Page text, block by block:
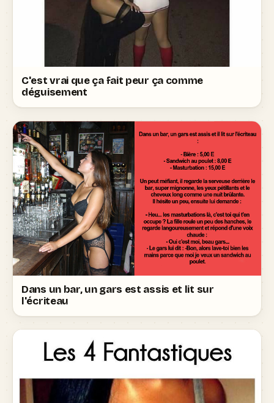
C'est vrai que ça fait peur ça comme
déguisement
Dans un bar, un gars est assis et lit sur
l'écriteau